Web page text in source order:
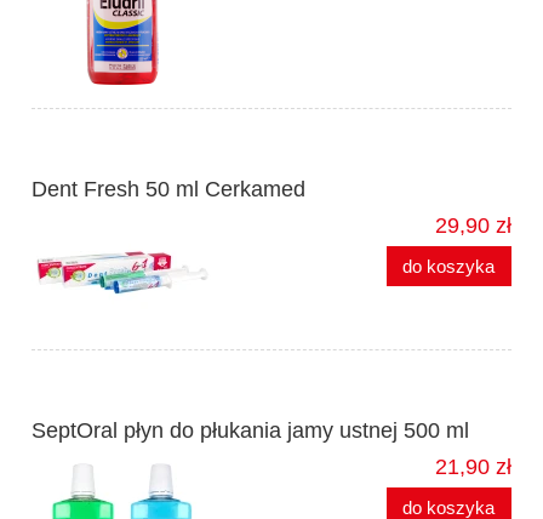
Dent Fresh 50 ml Cerkamed
29,90 zł
do koszyka
SeptOral płyn do płukania jamy ustnej 500 ml
21,90 zł
do koszyka